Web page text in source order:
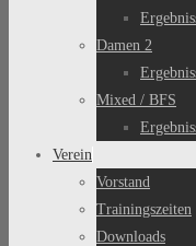
Damen 2
Mixed / BFS
Verein
Vorstand
Trainingszeiten
Downloads